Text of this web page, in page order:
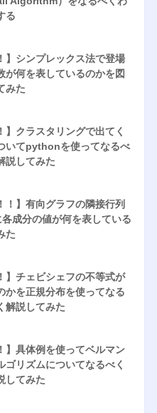
る
】シンプレックス法で登場
が何を表しているのかを図
みた
】クラスタリングで出てく
いてpythonを使ってなるべ
説してみた
！】有向グラフの隣接行列
成分の値が何を表している
た
】チェビシェフの不等式が
かを正規分布を使ってなる
解説してみた
】具体例を使ってベルマン
ゴリズムについてなるべく
してみた